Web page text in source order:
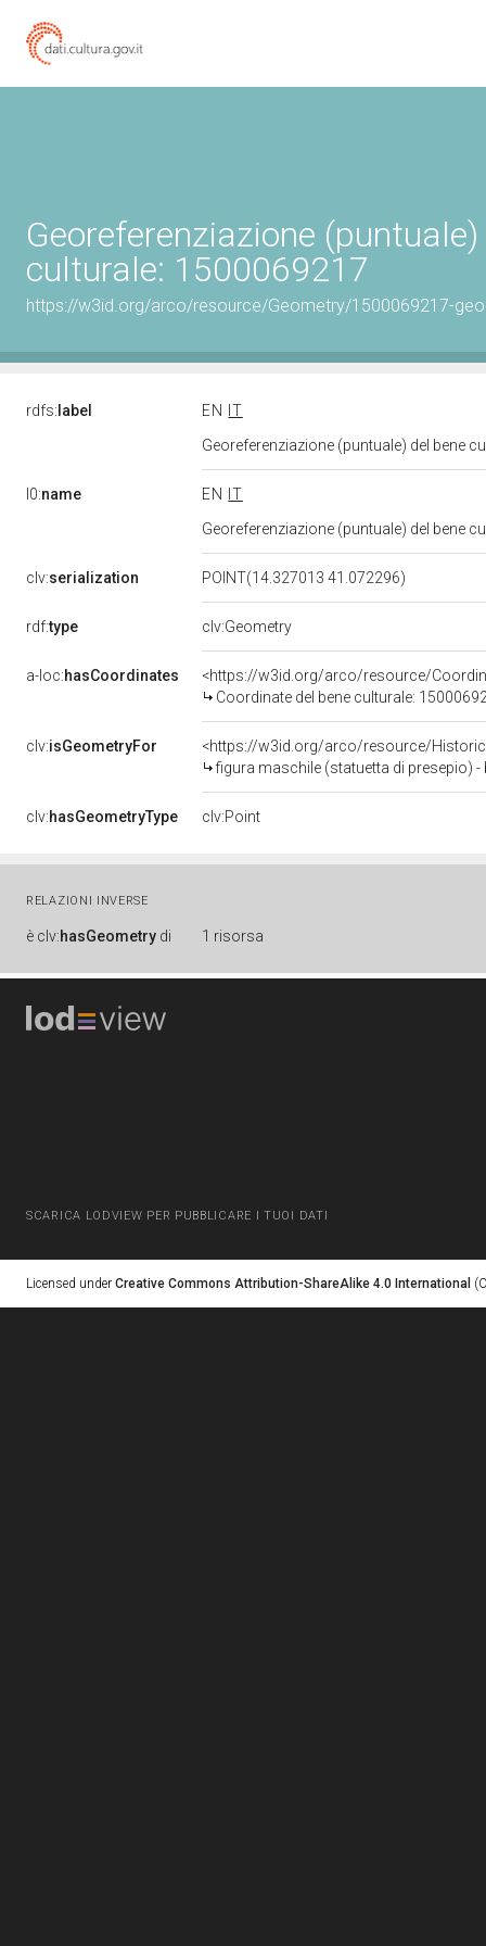
Georeferenziazione
culturale: 1500069217
https://w3id.org/arco/resource/Geometry/1500069217-
rdfs: label EN
IT
Georeferenziazione (puntuale) del bene
l0:name EN
IT
Georeferenziazione (puntuale) del bene
clv:serialization POINT(14.327013 41.072296)
rdf:type clv:Geometry
a-loc:hasCoordinates
<https://w3id.org/arco/resource/
Coordinate del bene culturale:
clv:isGeometryFor
<https://w3id.org/arco/resource/
figura maschile (statuetta di presepio) -
clv:hasGeometryType clv:Point
RELAZIONI INVERSE
è clv:hasGeometry di 1 risorsa
SCARICA LODVIEW PER PUBBLICARE I TUOI DATI
Licensed under Creative Commons Attribution-ShareAlike 4.0 International